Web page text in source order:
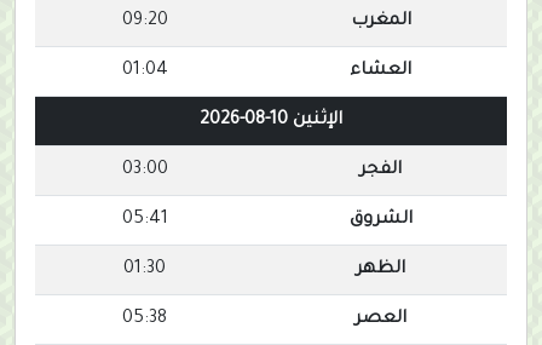
المغرب 09:20
العشاء 01:04
الإثنين 10-08-2026
الفجر 03:00
الشروق 05:41
الظهر 01:30
العصر 05:38